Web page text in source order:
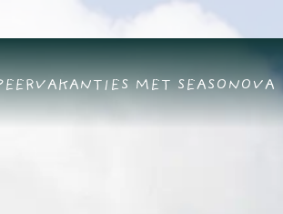
MET SEASONOVA